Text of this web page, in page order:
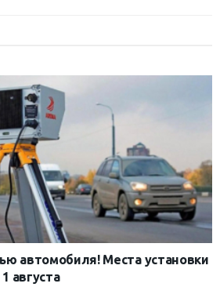
автомобиля! Места установки
августа